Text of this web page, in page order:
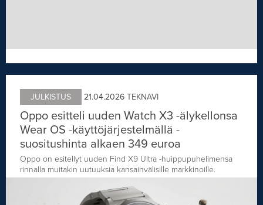
JULKISTUS 21.04.2026 TEKNAVI
Oppo esitteli uuden Watch X3 -älykellonsa
Wear OS -käyttöjärjestelmällä -
suositushinta alkaen 349 euroa
Oppo on esitellyt uuden Find X9 Ultra -huippupuhelimensa
rinnalla muitakin uutuuksia kansainvälisille markkinoille.